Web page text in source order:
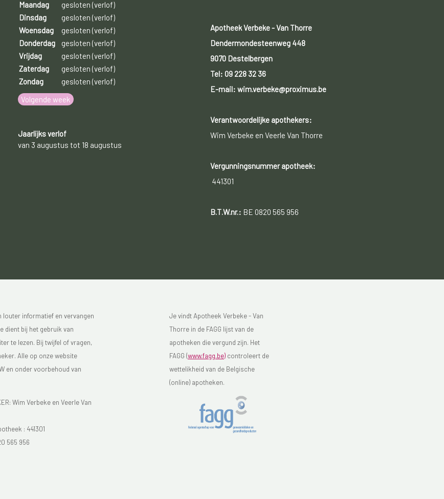
Maandag
gesloten (verlof)
Dinsdag
gesloten (verlof)
Woensdag
gesloten (verlof)
Donderdag
gesloten (verlof)
Vrijdag
gesloten (verlof)
Zaterdag
gesloten (verlof)
Zondag
gesloten (verlof)
Volgende week
Jaarlijks verlof
van 3 augustus tot 18 augustus
Apotheek Verbeke - Van Thorre
Dendermondesteenweg 448
9070 Destelbergen
Tel: 09 228 32 36
E-mail: wim.verbeke@proximus.be
Verantwoordelijke apothekers:
Wim Verbeke en Veerle Van Thorre
Vergunningsnummer apotheek:
441301
B.T.W.nr.: BE 0820 565 956
louter informatief en vervangen
dient bij het gebruik van
te lezen. Bij twijfel of vragen,
Alle op onze website
en onder voorbehoud van
Wim Verbeke en Veerle Van
: 441301
565 956
Je vindt Apotheek Verbeke - Van
Thorre in de FAGG lijst van de
apotheken die vergund zijn. Het
FAGG (www.fagg.be)controleert de
wettelikheid van de Belgische
(online) apotheken.